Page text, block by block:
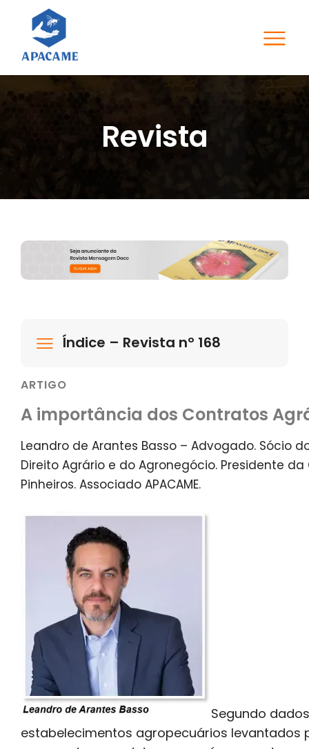
Revista
Índice – Revista nº 168
ARTIGO
A importância dos Contratos
Leandro de Arantes Basso – Advogado. Sócio
Direito Agrário e do Agronegócio. Presidente
Pinheiros. Associado APACAME.
Segundo
estabelecimentos agropecuários levantados